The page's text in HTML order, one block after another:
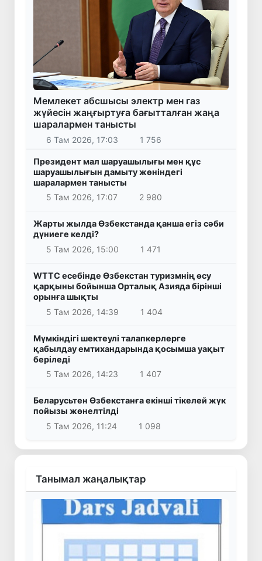
Мемлекет абсшысы электр мен газ
жүйесін жаңғыртуға бағытталған жаңа
шаралармен танысты
6 Там 2026, 17:03 1 756
Президент мал шаруашылығы мен құс
шаруашылығын дамыту жөніндегі
шаралармен танысты
5 Там 2026, 17:07
2 980
Жарты жылда Өзбекстанда қанша егіз сәби
дүниеге келді?
5 Там 2026, 15:00
1 471
WTTC есебінде Өзбекстан туризмнің өсу
қарқыны бойынша Орталық Азияда бірінші
орынға шықты
5 Там 2026, 14:39
1 404
Мүмкіндігі шектеулі талапкерлерге
қабылдау емтихандарында қосымша уақыт
беріледі
5 Там 2026, 14:23
1 407
Беларусьтен Өзбекстанға екінші тікелей жүк
пойызы жөнелтілді
5 Там 2026, 11:24
1 098
Танымал жаңалықтар